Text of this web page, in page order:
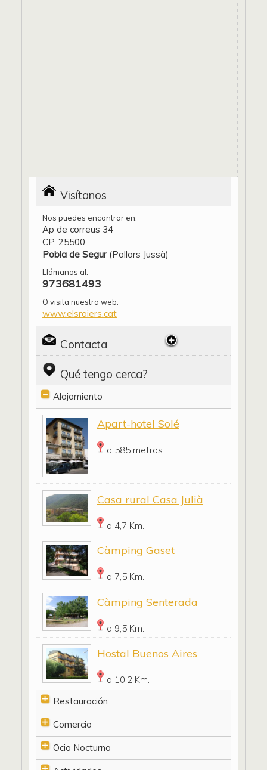
Visítanos
Nos puedes encontrar en:
Ap de correus 34
CP. 25500
Pobla de Segur(Pallars Jussà)
Llámanos al:
973681493
O visita nuestra web:
www.elsraiers.cat
Contacta
Qué tengo cerca?
Alojamiento
Apart-hotel Solé
a 585 metros.
Casa rural Casa Julià
a 4,7 Km.
Càmping Gaset
a 7,5 Km.
Càmping Senterada
a 9,5 Km.
Hostal Buenos Aires
a 10,2 Km.
Restauración
Comercio
Ocio Nocturno